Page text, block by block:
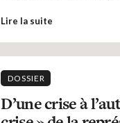
Lire la suite
DOSSIER
D’une crise à